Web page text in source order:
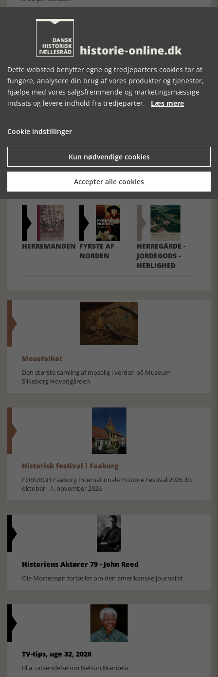
interessant, og Vibeke Bodi tilføjer den en ekstra dimension
indholdet holder til fulde, hvad titlen lover. Det er
beretningen om Dragsholm Slot i danmarkshistorien, fint
fortalt og forsynet med mange flotte illustrationer. Bogen
[Historie-online.dk, den 7. juli 2021]
Forrige artikel
SE RELATEREDE ARTIKLER
HERREMANDEN FYRSTE AF
NORDEN
HERREGÅRDE -
JORDEGODS -
HERLIGHED
Mosefolket
Den største samling af moselig i verden på Museum
Silkeborg Hovedgården
Historisk festival i Faaborg
FOBURGH Faaborg Internationale Historie Festival 2026 30.
oktober - 1. november 2026
Historiens Aktører 79 - John Reed
Ole Mortensøn fortæller om den amerikanske journalist
TV-tips, uge 32, 2026
Bl.a. udsendelse om Nelson Mandela
Dette websted benytter egne og tredjeparters cookies for at
fungere, analysere din brug af vores produkter og tjenester,
hjælpe med vores salgsfremmende og marketingsmæssige
indsats og levere indhold fra tredjeparter. Læs mere
Cookie indstillinger
Kun nødvendige cookies
Accepter alle cookies